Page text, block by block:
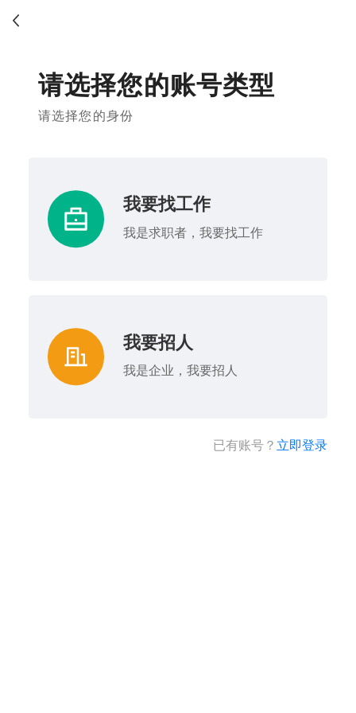
请选择您的账号类型
请选择您的身份
我要找工作
我是求职者，我要找工作
我要招人
我是企业，我要招人
已有账号？ 立即登录